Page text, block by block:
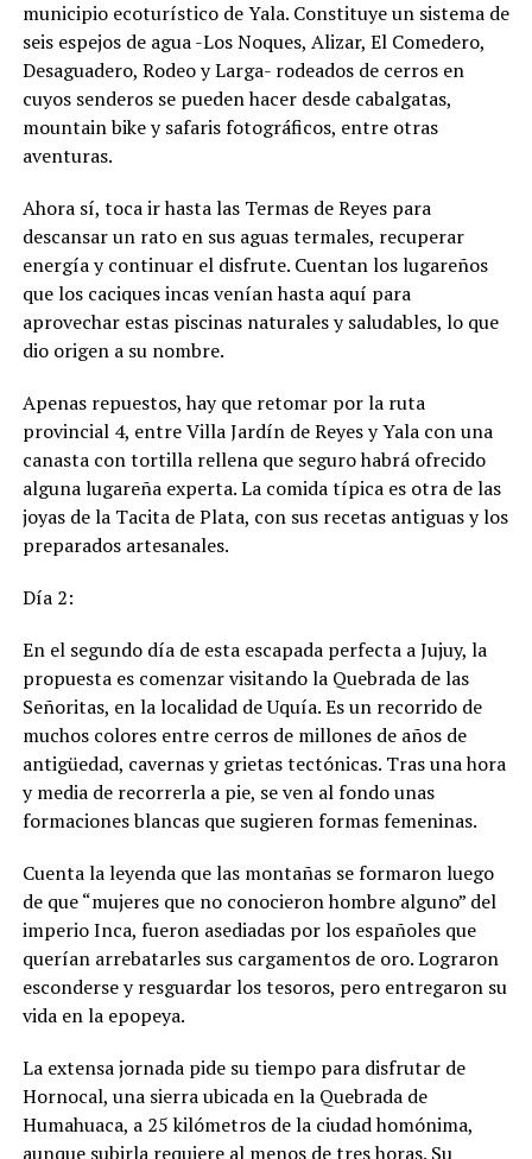
municipio ecoturístico de Yala. Constituye un sistema de
seis espejos de agua -Los Noques, Alizar, El Comedero,
Desaguadero, Rodeo y Larga- rodeados de cerros en
cuyos senderos se pueden hacer desde cabalgatas,
mountain bike y safaris fotográficos, entre otras
aventuras.
Ahora sí, toca ir hasta las Termas de Reyes para
descansar un rato en sus aguas termales, recuperar
energía y continuar el disfrute. Cuentan los lugareños
que los caciques incas venían hasta aquí para
aprovechar estas piscinas naturales y saludables, lo que
dio origen a su nombre.
Apenas repuestos, hay que retomar por la ruta
provincial 4, entre Villa Jardín de Reyes y Yala con una
canasta con tortilla rellena que seguro habrá ofrecido
alguna lugareña experta. La comida típica es otra de las
joyas de la Tacita de Plata, con sus recetas antiguas y los
preparados artesanales.
Día 2:
En el segundo día de esta escapada perfecta a Jujuy, la
propuesta es comenzar visitando la Quebrada de las
Señoritas, en la localidad de Uquía. Es un recorrido de
muchos colores entre cerros de millones de años de
antigüedad, cavernas y grietas tectónicas. Tras una hora
y media de recorrerla a pie, se ven al fondo unas
formaciones blancas que sugieren formas femeninas.
Cuenta la leyenda que las montañas se formaron luego
de que “mujeres que no conocieron hombre alguno” del
imperio Inca, fueron asediadas por los españoles que
querían arrebatarles sus cargamentos de oro. Lograron
esconderse y resguardar los tesoros, pero entregaron su
vida en la epopeya.
La extensa jornada pide su tiempo para disfrutar de
Hornocal, una sierra ubicada en la Quebrada de
Humahuaca, a 25 kilómetros de la ciudad homónima,
aunque subirla requiere al menos de tres horas. Su